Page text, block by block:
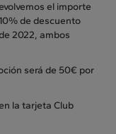
el importe
de descuento
2022, ambos
será de 50€ por
la tarjeta Club